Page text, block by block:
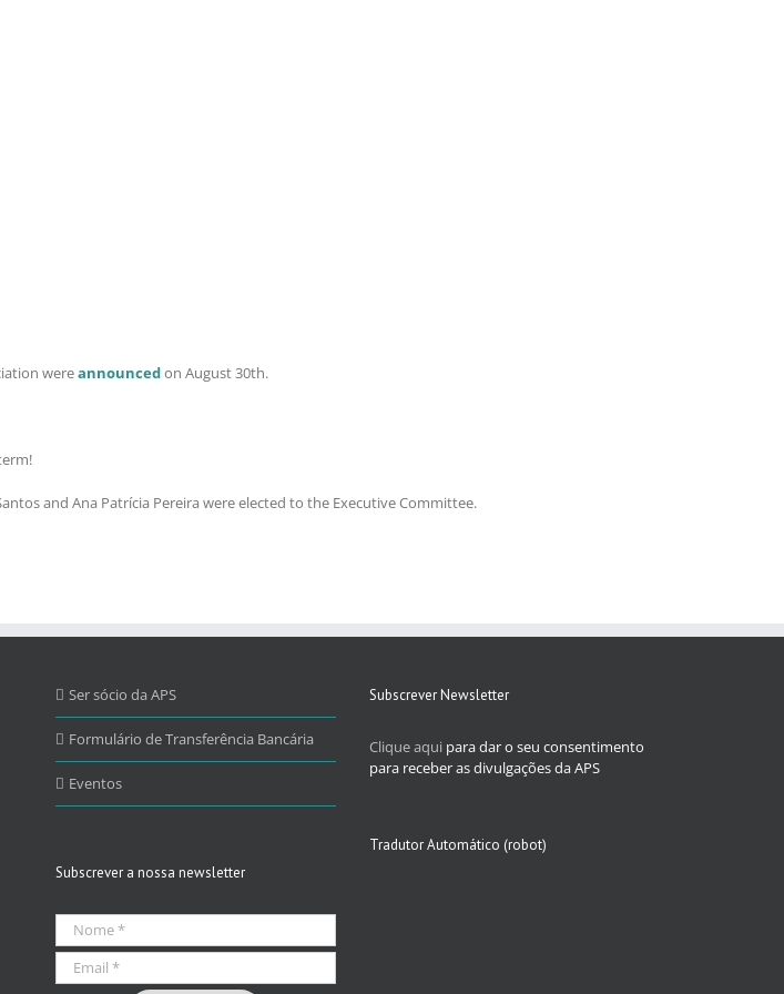
wereannouncedon August 30th.
and Ana Patrícia Pereira were elected to the Executive Committee.
Ser sócio da APS
Formulário de Transferência Bancária
Eventos
Subscrever a nossa newsletter
Subscrever Newsletter
Clique aqui para dar o seu consentimento
para receber as divulgações da APS
Tradutor Automático (robot)